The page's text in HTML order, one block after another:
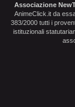
Associazione
AnimeClick.it da
383/2000 tutti i
istituzionali